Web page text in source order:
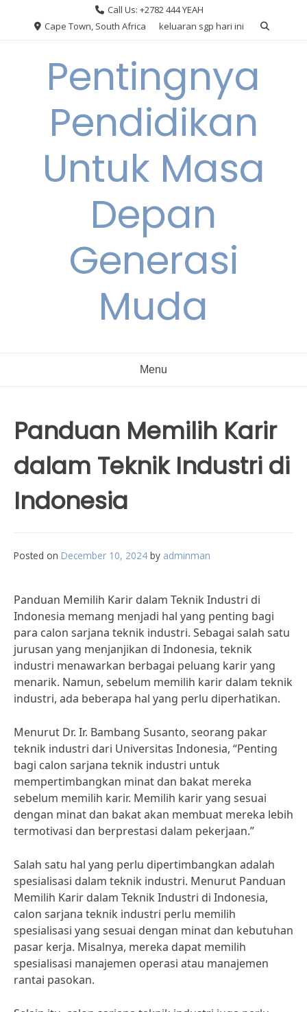
Call Us: +2782 444 YEAH
Cape Town, South Africa
keluaran sgp hari ini
Pentingnya
Pendidikan
Untuk Masa
Depan
Generasi
Muda
Menu
Panduan Memilih Karir
dalam Teknik Industri di
Indonesia
Posted on December 10, 2024 by adminman
Panduan Memilih Karir dalam Teknik Industri di
Indonesia memang menjadi hal yang penting bagi
para calon sarjana teknik industri. Sebagai salah satu
jurusan yang menjanjikan di Indonesia, teknik
industri menawarkan berbagai peluang karir yang
menarik. Namun, sebelum memilih karir dalam teknik
industri, ada beberapa hal yang perlu diperhatikan.
Menurut Dr. Ir. Bambang Susanto, seorang pakar
teknik industri dari Universitas Indonesia, “Penting
bagi calon sarjana teknik industri untuk
mempertimbangkan minat dan bakat mereka
sebelum memilih karir. Memilih karir yang sesuai
dengan minat dan bakat akan membuat mereka lebih
termotivasi dan berprestasi dalam pekerjaan.”
Salah satu hal yang perlu dipertimbangkan adalah
spesialisasi dalam teknik industri. Menurut Panduan
Memilih Karir dalam Teknik Industri di Indonesia,
calon sarjana teknik industri perlu memilih
spesialisasi yang sesuai dengan minat dan kebutuhan
pasar kerja. Misalnya, mereka dapat memilih
spesialisasi manajemen operasi atau manajemen
rantai pasokan.